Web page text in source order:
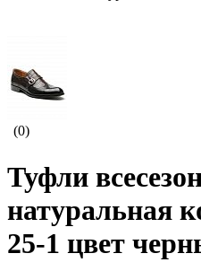
(0)
Туфли
натуральная
25-1 цвет